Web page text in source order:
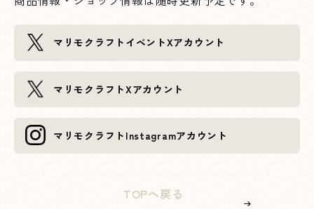
XXXへページ遷移します。
マリモクラフト イベントXアカウント
XXXへページ遷移します。
マリモクラフトXアカウント
XXXへページ遷移します。
マリモクラフト Instagramアカウント
TOPへ戻る